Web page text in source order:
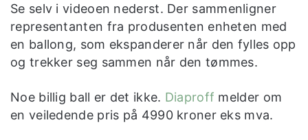
Se selv i videoen nederst. Der sammenligner
representanten fra produsenten enheten med
en ballong, som ekspanderer når den fylles opp
og trekker seg sammen når den tømmes.
Noe billig ball er det ikke. Diaproff melder om
en veiledende pris på 4990 kroner eks mva.